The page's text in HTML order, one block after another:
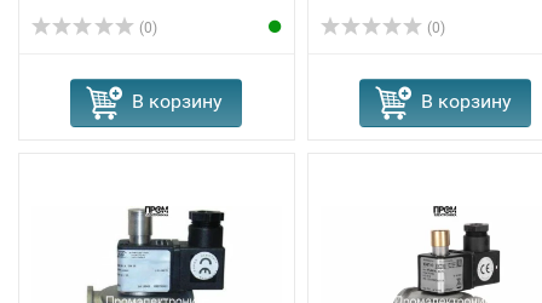
(0)
В корзину
(0)
В корзину